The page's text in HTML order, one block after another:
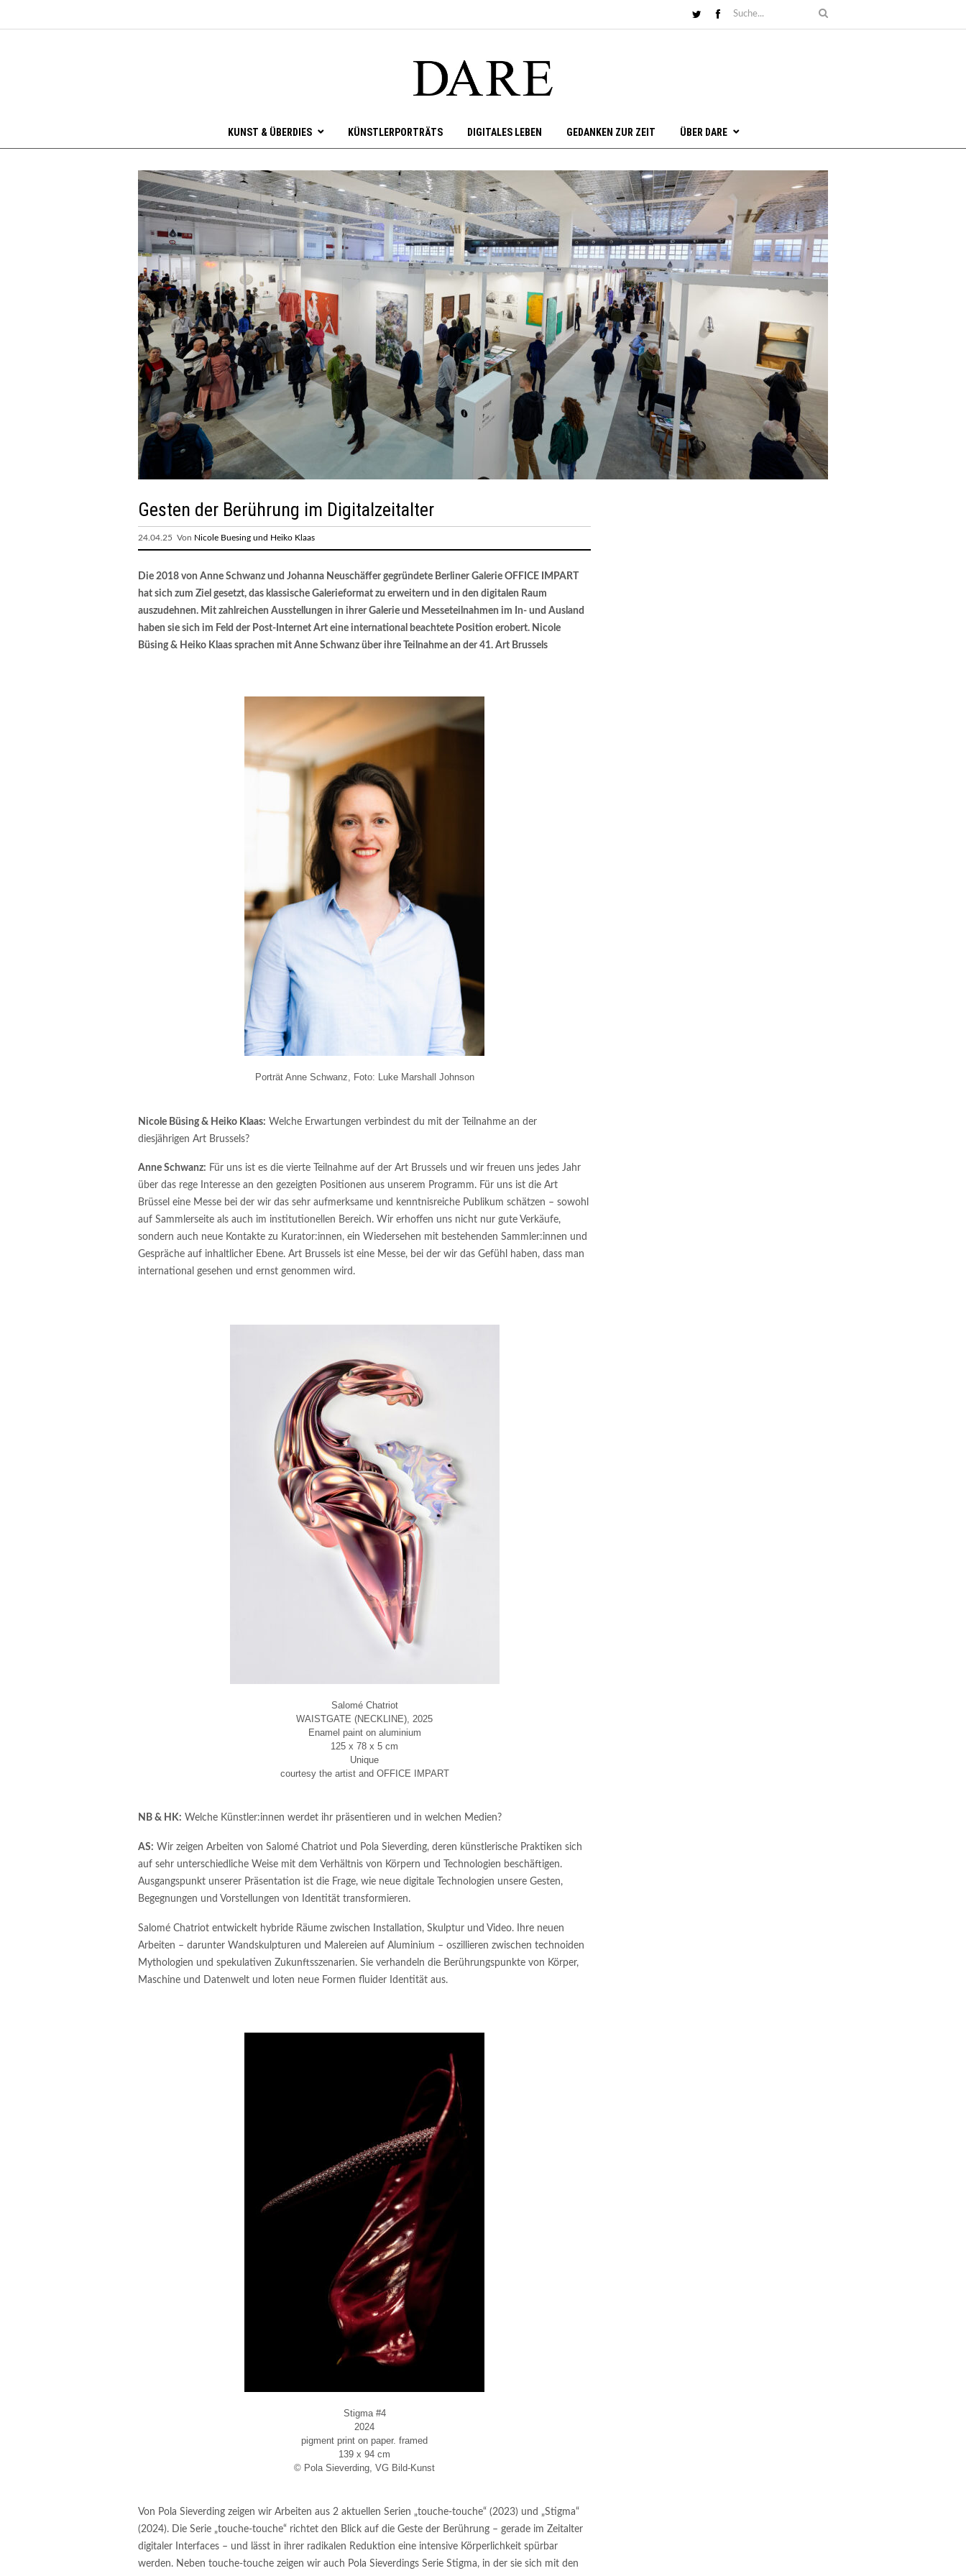
KUNST & ÜBERDIES KÜNSTLERPORTRÄTS DIGITALES LEBEN GEDANKEN ZUR ZEIT ÜBER DARE
Gesten der Berührung im Digitalzeitalter
24.04.25 Von Nicole Buesing und Heiko Klaas
Die 2018 von Anne Schwanz und Johanna Neuschäffer gegründete Berliner Galerie OFFICE IMPART
hat sich zum Ziel gesetzt, das klassische Galerieformat zu erweitern und in den digitalen Raum
auszudehnen. Mit zahlreichen Ausstellungen in ihrer Galerie und Messeteilnahmen im In- und Ausland
haben sie sich im Feld der Post-Internet Art eine international beachtete Position erobert. Nicole
Büsing & Heiko Klaas sprachen mit Anne Schwanz über ihre Teilnahme an der 41. Art Brussels
Porträt Anne Schwanz, Foto: Luke Marshall Johnson
Nicole Büsing & Heiko Klaas: Welche Erwartungen verbindest du mit der Teilnahme an der
diesjährigen Art Brussels?
Anne Schwanz: Für uns ist es die vierte Teilnahme auf der Art Brussels und wir freuen uns jedes Jahr
über das rege Interesse an den gezeigten Positionen aus unserem Programm. Für uns ist die Art
Brüssel eine Messe bei der wir das sehr aufmerksame und kenntnisreiche Publikum schätzen – sowohl
auf Sammlerseite als auch im institutionellen Bereich. Wir erhoffen uns nicht nur gute Verkäufe,
sondern auch neue Kontakte zu Kurator:innen, ein Wiedersehen mit bestehenden Sammler:innen und
Gespräche auf inhaltlicher Ebene. Art Brussels ist eine Messe, bei der wir das Gefühl haben, dass man
international gesehen und ernst genommen wird.
Salomé Chatriot
WAISTGATE (NECKLINE), 2025
Enamel paint on aluminium
125 x 78 x 5 cm
Unique
courtesy the artist and OFFICE IMPART
NB & HK: Welche Künstler:innen werdet ihr präsentieren und in welchen Medien?
AS: Wir zeigen Arbeiten von Salomé Chatriot und Pola Sieverding, deren künstlerische Praktiken sich
auf sehr unterschiedliche Weise mit dem Verhältnis von Körpern und Technologien beschäftigen.
Ausgangspunkt unserer Präsentation ist die Frage, wie neue digitale Technologien unsere Gesten,
Begegnungen und Vorstellungen von Identität transformieren.
Salomé Chatriot entwickelt hybride Räume zwischen Installation, Skulptur und Video. Ihre neuen
Arbeiten – darunter Wandskulpturen und Malereien auf Aluminium – oszillieren zwischen technoiden
Mythologien und spekulativen Zukunftsszenarien. Sie verhandeln die Berührungspunkte von Körper,
Maschine und Datenwelt und loten neue Formen fluider Identität aus.
Stigma #4
2024
pigment print on paper. framed
139 x 94 cm
© Pola Sieverding, VG Bild-Kunst
Von Pola Sieverding zeigen wir Arbeiten aus 2 aktuellen Serien „touche-touche“ (2023) und „Stigma“
(2024). Die Serie „touche-touche“ richtet den Blick auf die Geste der Berührung – gerade im Zeitalter
digitaler Interfaces – und lässt in ihrer radikalen Reduktion eine intensive Körperlichkeit spürbar
werden. Neben touche-touche zeigen wir auch Pola Sieverdings Serie Stigma, in der sie sich mit den